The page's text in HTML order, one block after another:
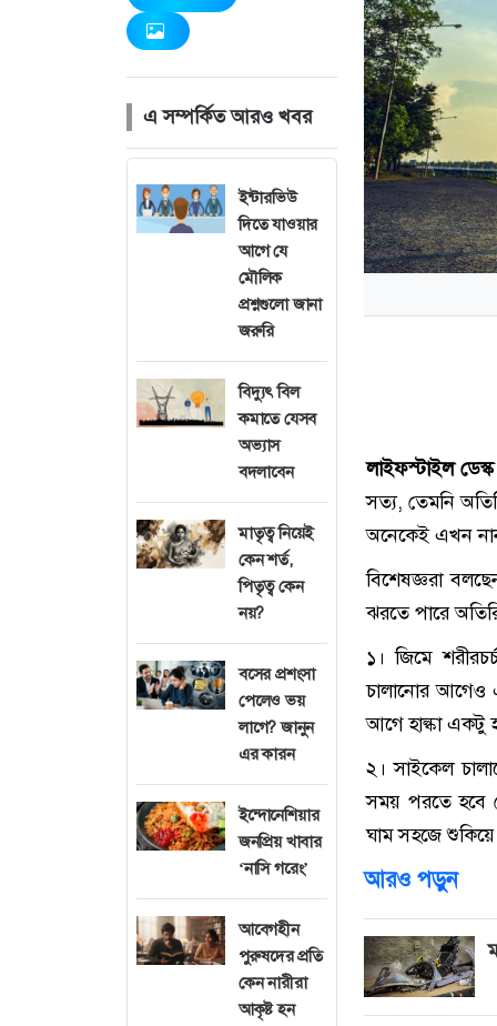
এ সম্পর্কিত আরও খবর
ইন্টারভিউ
দিতে যাওয়ার
আগে যে
মৌলিক
প্রশ্নগুলো জানা
জরুরি
বিদ্যুৎ বিল
কমাতে যেসব
অভ্যাস
বদলাবেন
মাতৃত্ব নিয়েই
কেন শর্ত,
পিতৃত্ব কেন
নয়?
বসের প্রশংসা
পেলেও ভয়
লাগে? জানুন
এর কারন
ইন্দোনেশিয়ার
জনপ্রিয় খাবার
‘নাসি গরেং’
আবেগহীন
পুরুষদের প্রতি
কেন নারীরা
আকৃষ্ট হন
লাইফস্টাইল
সত্য, তেমনি
অনেকেই এখন
বিশেষজ্ঞরা
ঝরতে পারে
১। জিমে
চালানোর আগেও
আগে হাল্কা একটু
২। সাইকেল
সময় পরতে হবে
ঘাম সহজে
আরও পড়ুন